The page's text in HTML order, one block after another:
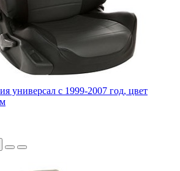
универсал с 1999-2007 год, цвет